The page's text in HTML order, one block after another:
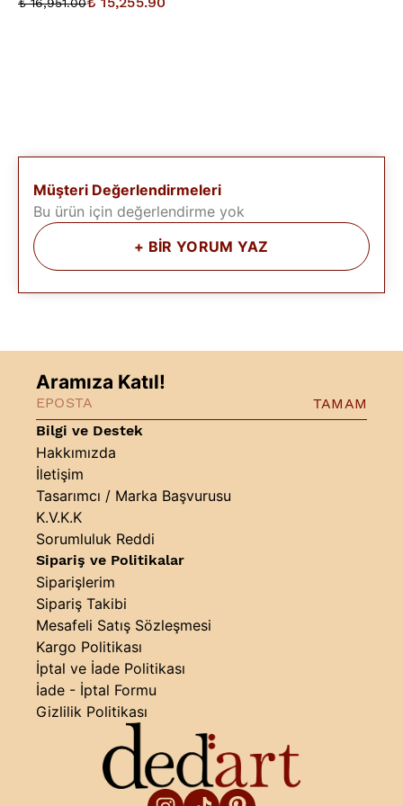
Müşteri Değerlendirmeleri
Bu ürün için değerlendirme yok
+ BİR YORUM YAZ
Bilgi ve Destek
Hakkımızda
İletişim
Tasarımcı / Marka Başvurusu
K.V.K.K
Sorumluluk Reddi
Sipariş ve Politikalar
Siparişlerim
Sipariş Takibi
Mesafeli Satış Sözleşmesi
Kargo Politikası
İptal ve İade Politikası
İade - İptal Formu
Gizlilik Politikası
Aramıza Katıl!
TAMAM